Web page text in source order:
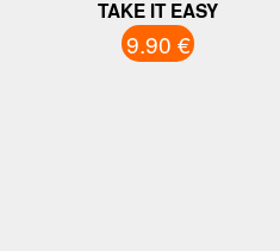
TAKE IT EASY
9.90 €